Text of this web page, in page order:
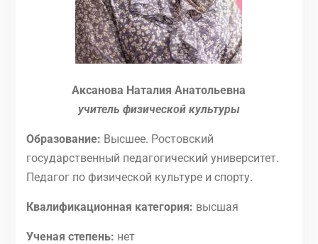
Аксанова Наталия Анатольевна
учитель физической культуры
Образование: Высшее. Ростовский
государственный педагогический университет.
Педагог по физической культуре и спорту.
Квалификационная категория: высшая
Ученая степень: нет